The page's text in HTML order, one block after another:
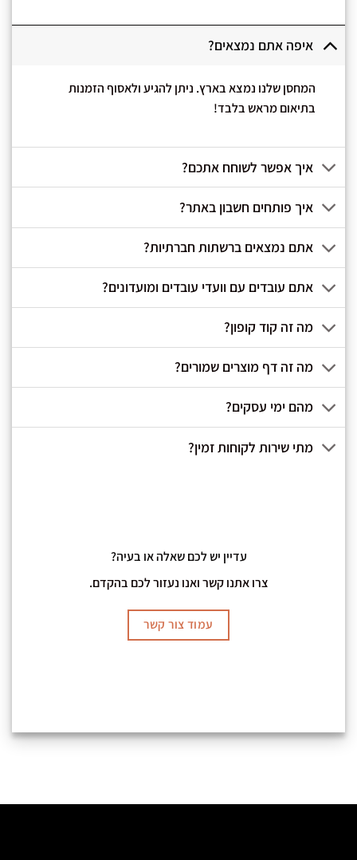
איפה אתם נמצאים?
המחסן שלנו נמצא בארץ. ניתן להגיע ולאסוף הזמנות
בתיאום מראש בלבד!
איך אפשר לשוחח אתכם?
איך פותחים חשבון באתר?
אתם נמצאים ברשתות חברתיות?
אתם עובדים עם וועדי עובדים ומועדונים?
מה זה קוד קופון?
מה זה דף מוצרים שמורים?
מהם ימי עסקים?
מתי שירות לקוחות זמין?
עדיין יש לכם שאלה או בעיה?
צרו אתנו קשר ואנו נעזור לכם בהקדם.
עמוד צור קשר